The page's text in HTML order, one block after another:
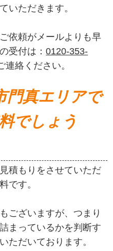
いただきます。
依頼がメールよりも早
受付は：0120-353-
連絡ください。
門真エリアで
でしょう
積もりをさせていただ
です。
ございますが、つまり
まっているかを判断す
ただいております。